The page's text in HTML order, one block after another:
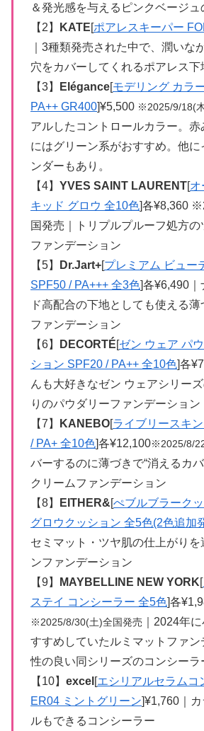
＆発光感を与えるピンクベージュ
【2】
KATE[ポアレスキーパー
｜3種類発売された中で、潤いな
穴をカバーしてくれるポアレス下
【3】
Elégance[モデリング カラ
PA++ GR400]¥5,500 ※2025/9/18(
アルしたコントロールカラー。
にはグリーン系がおすすめ。他に
ンダーもあり。
【4】 YVES SAINT LAURENT[オ
キッド グロウ 全10色]各¥8,360
国発売｜トリプルプルーフ処方の
ファンデーション
【5】
Dr.Jart+[プレミアム ビュー
SPF50 / PA+++ 全3色]各¥6,490｜
ド高配合の下地としても使える
ファンデーション
【6】
DECORTÉ[ゼン ウェア パ
ション SPF20 / PA++ 全10色]各
んも大好きなゼン ウェアシリー
りのパウダリーファンデーション
【7】
KANEBO[ライブリースキ
/ PA+ 全10色]各¥12,100※2025/8/
バーするのに薄づきで“消えるカ
クリームファンデーション
【8】
EITHER&[ぺブルブラーク
グロウクッション 全5色(2色追加
セミマット・ツヤ肌の仕上がりを
ンファンデーション
【9】
MAYBELLINE NEW YORK[
ステイ コンシーラー 全5色]各
※2025/8/30(土)全国発売 ｜2024年
すすめしていたルミマットファン
性の良い同シリーズのコンシーラ
【10】 excel [エシリアルセラムコ
ER04 ミントグリーン]¥1,760｜
ルもできるコンシーラー